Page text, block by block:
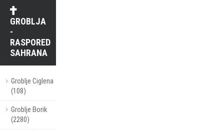
GROBLJA
-
RASPORED
SAHRANA
Groblje Ciglena
(108)
Groblje Borik
(2280)